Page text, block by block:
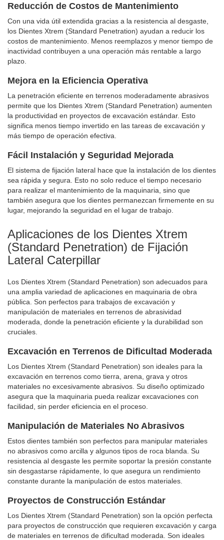
Reducción de Costos de Mantenimiento
Con una vida útil extendida gracias a la resistencia al desgaste,
los Dientes Xtrem (Standard Penetration) ayudan a reducir los
costos de mantenimiento. Menos reemplazos y menor tiempo de
inactividad contribuyen a una operación más rentable a largo
plazo.
Mejora en la Eficiencia Operativa
La penetración eficiente en terrenos moderadamente abrasivos
permite que los Dientes Xtrem (Standard Penetration) aumenten
la productividad en proyectos de excavación estándar. Esto
significa menos tiempo invertido en las tareas de excavación y
más tiempo de operación efectiva.
Fácil Instalación y Seguridad Mejorada
El sistema de fijación lateral hace que la instalación de los dientes
sea rápida y segura. Esto no solo reduce el tiempo necesario
para realizar el mantenimiento de la maquinaria, sino que
también asegura que los dientes permanezcan firmemente en su
lugar, mejorando la seguridad en el lugar de trabajo.
Aplicaciones de los Dientes Xtrem
(Standard Penetration) de Fijación
Lateral Caterpillar
Los Dientes Xtrem (Standard Penetration) son adecuados para
una amplia variedad de aplicaciones en maquinaria de obra
pública. Son perfectos para trabajos de excavación y
manipulación de materiales en terrenos de abrasividad
moderada, donde la penetración eficiente y la durabilidad son
cruciales.
Excavación en Terrenos de Dificultad Moderada
Los Dientes Xtrem (Standard Penetration) son ideales para la
excavación en terrenos como tierra, arena, grava y otros
materiales no excesivamente abrasivos. Su diseño optimizado
asegura que la maquinaria pueda realizar excavaciones con
facilidad, sin perder eficiencia en el proceso.
Manipulación de Materiales No Abrasivos
Estos dientes también son perfectos para manipular materiales
no abrasivos como arcilla y algunos tipos de roca blanda. Su
resistencia al desgaste les permite soportar la presión constante
sin desgastarse rápidamente, lo que asegura un rendimiento
constante durante la manipulación de estos materiales.
Proyectos de Construcción Estándar
Los Dientes Xtrem (Standard Penetration) son la opción perfecta
para proyectos de construcción que requieren excavación y carga
de materiales en terrenos de dificultad moderada. Son ideales